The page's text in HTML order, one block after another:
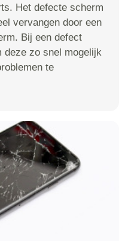
Het defecte scherm
vervangen door een
Bij een defect
deze zo snel mogelijk
te